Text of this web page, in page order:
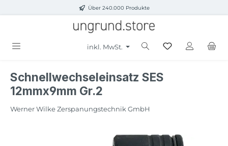
Zum Hauptinhalt springenÜber 240.000 Produkte
inkl. MwSt.
Schnellwechseleinsatz SES
12mmx9mm Gr.2
Werner Wilke Zerspanungstechnik GmbH